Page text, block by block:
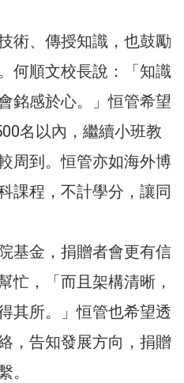
術、傳授知識，也鼓勵
何順文校長說：「知識
銘感於心。」恒管希望
名以內，繼續小班教
周到。恒管亦如海外博
課程，不計學分，讓同
基金，捐贈者會更有信
忙，「而且架構清晰，
其所。」恒管也希望透
，告知發展方向，捐贈
。